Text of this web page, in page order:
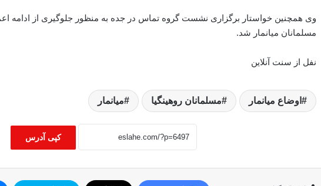
وی همچنین خواستار برگزاری نشست گروه تماس در جده به منظور جلوگیری از ادامه
مسلمانان میانمار شد.
نفل از سنت آنلاین
اوضاع میانمار مسلمانان روهینگیا میانمار
کپی آدرس